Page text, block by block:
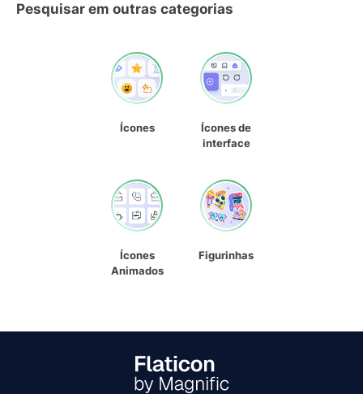
Pesquisar em outras categorias
Ícones
Ícones de
interface
Ícones
Animados
Figurinhas